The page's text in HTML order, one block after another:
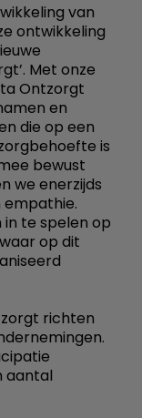
van
ontwikkeling
Met onze
Ontzorgt
en
die op een
is
bewust
we enerzijds
empathie.
te spelen op
op dit
richten
aantal